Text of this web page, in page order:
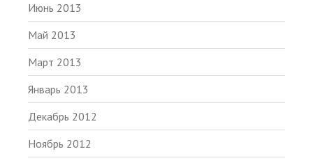
Июнь 2013
Май 2013
Март 2013
Январь 2013
Декабрь 2012
Ноябрь 2012